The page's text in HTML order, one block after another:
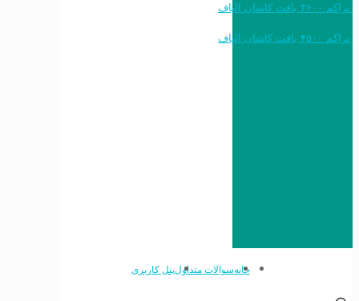
خرید به قیمت فرش ماشینی ۱۲۰۰ شانه تراکم ۳۶۰۰ بافت کاشان الیاف
خرید به قیمت فرش ماشینی ۱۵۰۰ شانه تراکم ۴۵۰۰ بافت کاشان الیاف
خانهسوالات متداولپنل کاربری